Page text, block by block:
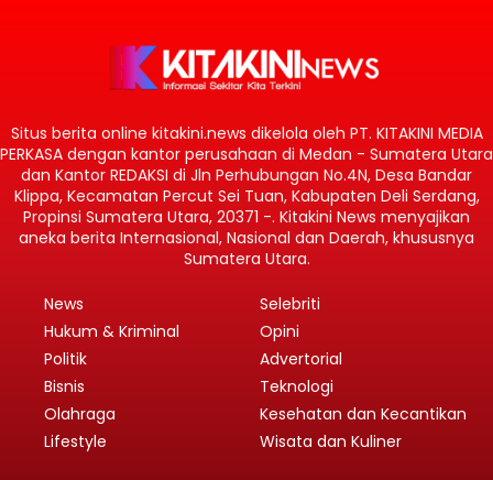
Situs berita online kitakini.news dikelola oleh PT. KITAKINI MEDIA
PERKASA dengan kantor perusahaan di Medan - Sumatera Utara
dan Kantor REDAKSI di Jln Perhubungan No.4N, Desa Bandar
Klippa, Kecamatan Percut Sei Tuan, Kabupaten Deli Serdang,
Propinsi Sumatera Utara, 20371 -. Kitakini News menyajikan
aneka berita Internasional, Nasional dan Daerah, khususnya
Sumatera Utara.
News
Hukum & Kriminal
Politik
Bisnis
Olahraga
Lifestyle
Selebriti
Opini
Advertorial
Teknologi
Kesehatan dan Kecantikan
Wisata dan Kuliner